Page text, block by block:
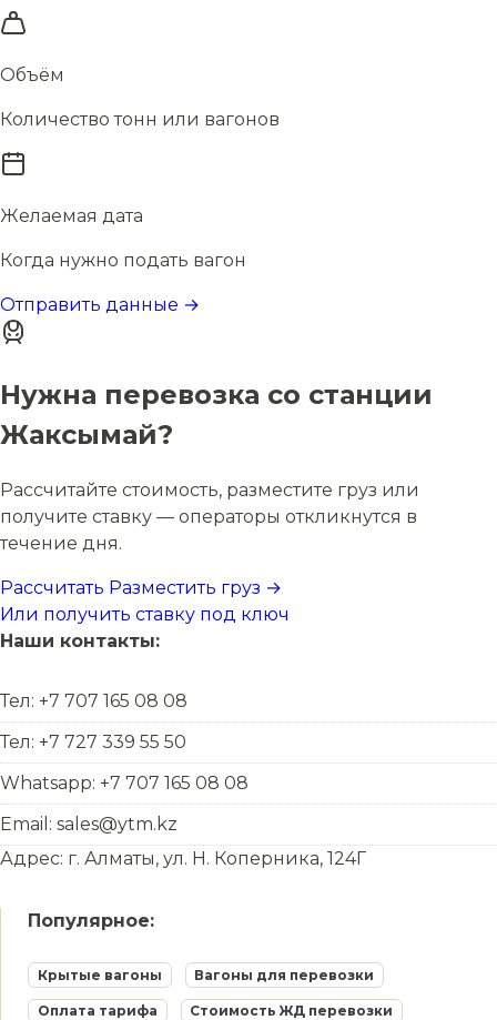
Объём
Количество тонн или вагонов
Желаемая дата
Когда нужно подать вагон
Отправить данные →
Нужна перевозка со станции
Жаксымай?
Рассчитайте стоимость, разместите груз или
получите ставку — операторы откликнутся в
течение дня.
Рассчитать Разместить груз →
Или получить ставку под ключ
Наши контакты:
Тел: +7 707 165 08 08
Тел: +7 727 339 55 50
Whatsapp: +7 707 165 08 08
Email: sales@ytm.kz
Адрес: г. Алматы, ул. Н. Коперника, 124Г
Популярное:
Крытые вагоны Вагоны для перевозки
Оплата тарифа Стоимость ЖД перевозки